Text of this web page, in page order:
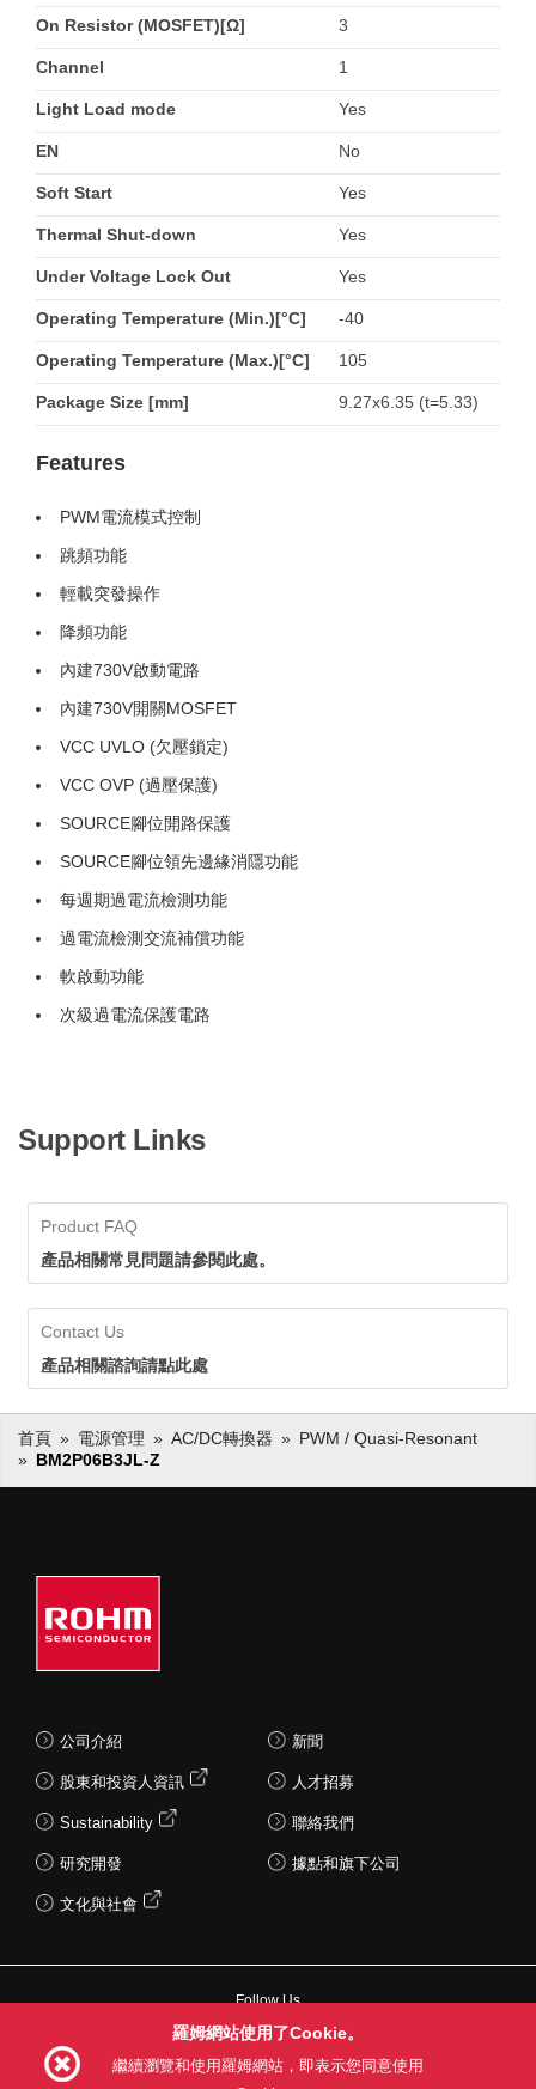
On Resistor (MOSFET)[Ω] 3
Channel 1
Light Load mode Yes
EN No
Soft Start Yes
Thermal Shut-down Yes
Under Voltage Lock Out Yes
Operating Temperature (Min.)[°C] -40
Operating Temperature (Max.)[°C] 105
Package Size [mm] 9.27x6.35 (t=5.33)
Features
PWM電流模式控制
跳頻功能
輕載突發操作
降頻功能
內建730V啟動電路
內建730V開關MOSFET
VCC UVLO (欠壓鎖定)
VCC OVP (過壓保護)
SOURCE腳位開路保護
SOURCE腳位領先邊緣消隱功能
每週期過電流檢測功能
過電流檢測交流補償功能
軟啟動功能
次級過電流保護電路
Support Links
Product FAQ
產品相關常見問題請參閱此處。
Contact Us
產品相關諮詢請點此處
首頁 電源管理 AC/DC轉換器
PWM / Quasi-Resonant
BM2P06B3JL-Z
公司介紹
股東和投資人資訊
Sustainability
研究開發
文化與社會
新聞
人才招募
聯絡我們
據點和旗下公司
Follow Us
羅姆網站使用了Cookie。
繼續瀏覽和使用羅姆網站，即表示您同意使用